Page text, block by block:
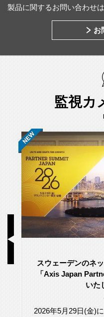
製品に関するお問い合わせ
お
監視カ
23
スウェーデンのネ
「Axis Japan
いた
2026年5月29日(金)